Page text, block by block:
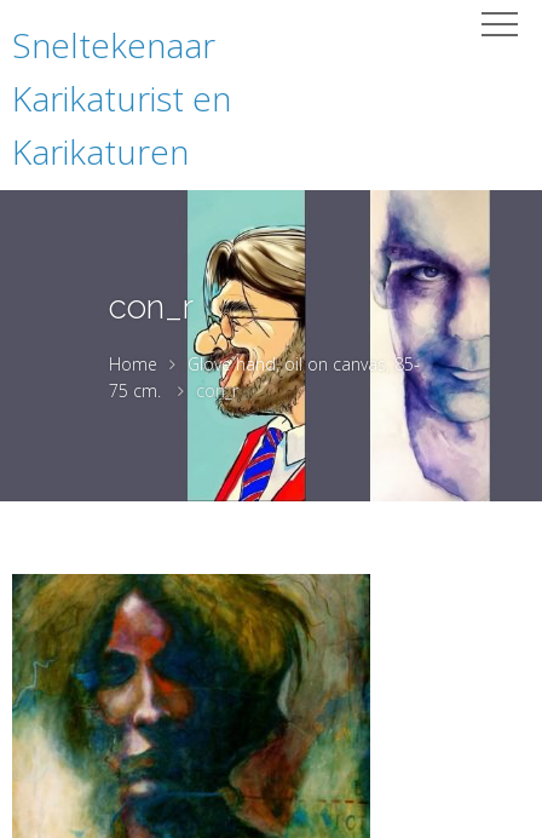
Sneltekenaar
Karikaturist en
Karikaturen
con_r
Home
Glove hand, oil on canvas, 85-
75 cm.
con_r